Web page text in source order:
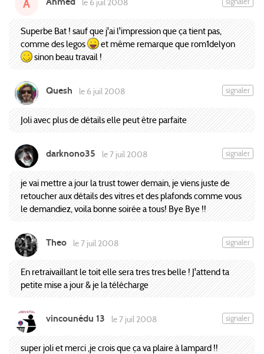
A
Superbe Bat ! sauf que j'ai l'impression que ça tient pas,
comme des legos
et même remarque que rom1delyon
sinon beau travail !
Quesh le 6 juil 2008 signaler
Joli avec plus de détails elle peut être parfaite
darknono35 le 7 juil 2008 signaler
je vai mettre a jour la trust tower demain, je viens juste de
retoucher aux détails des vitres et des plafonds comme vous
le demandiez, voila bonne soirée a tous! Bye Bye !!
Theo le 7 juil 2008 signaler
En retraivaillant le toit elle sera tres tres belle ! J'attend ta
petite mise a jour & je la télécharge
vincounédu 13 le 7 juil 2008 signaler
super joli et merci ,je crois que ça va plaire à lampard !!